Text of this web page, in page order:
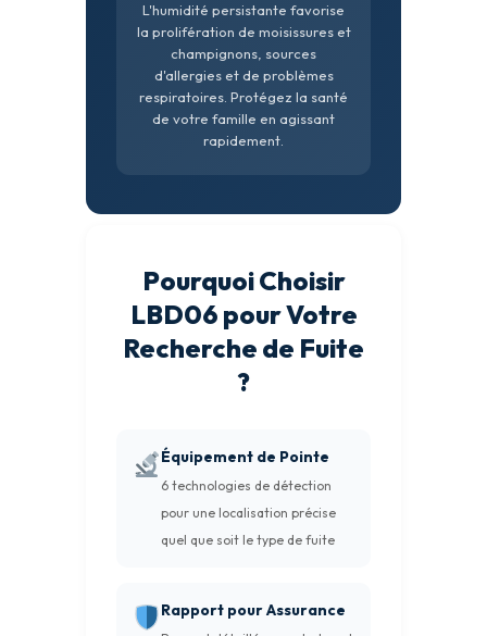
L'humidité persistante favorise
la prolifération de moisissures et
champignons, sources
d'allergies et de problèmes
respiratoires. Protégez la santé
de votre famille en agissant
rapidement.
Pourquoi Choisir
LBD06 pour Votre
Recherche de Fuite
?
Équipement de Pointe
6 technologies de détection
pour une localisation précise
quel que soit le type de fuite
Rapport pour Assurance